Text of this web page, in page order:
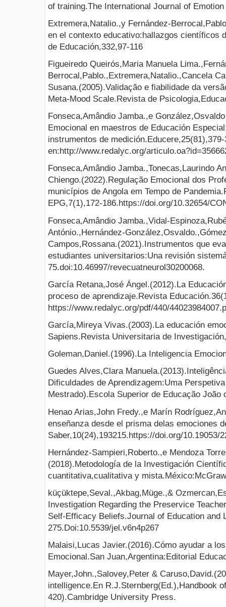
of training.The International Journal of
Extremera,Natalio.,y Fernández-
en el contexto educativo:hallazgos científicos
de Educación,332,97-116
Figueiredo Queirós,Maria Manuela
Berrocal,Pablo.,Extremera,Natalio.,Cancela
Susana.(2005).Validação e fiabilidade da
Meta-Mood Scale.Revista de
Fonseca,Amândio Jamba.,e
Emocional en maestros de Educación
instrumentos de
en:http://www.redalyc.org/
Fonseca,Amândio Jamba.,Tonecas,Laurindo
Chiengo.(2022).Regulação Emocional dos
municípios de Angola em Tempo de
EPG,7(1),172-186.https://doi.org/10.32654/
Fonseca,Amândio Jamba.,Vidal-
António.,Hernández-
Campos,Rossana.(2021).Instrumentos que
estudiantes universitarios:Una revisión
75.doi:10.46997/revecuatneurol30200068.
García Retana,José Ángel.(2012).La
proceso de aprendizaje.Revista
https://www.redalyc.org/pdf/440/
García,Mireya Vivas.(2003).La educación
Sapiens.Revista Universitaria de
Goleman,Daniel.(1996).La Inteligencia
Guedes Alves,Clara
Dificuldades de Aprendizagem:Uma
Mestrado).Escola Superior de Educação João
Henao Arias,John Fredy.,e Marín
enseñanza desde el prisma delas emociones
Saber,10(24),193215.https://doi.org/10.19053/
Hernández-Sampieri,Roberto.,e Mendoza
(2018).Metodología de la Investigación
cuantitativa,cualitativa y
küçüktepe,Seval.,Akbag,Müge.,&
Investigation Regarding the Preservice
Self-Efficacy Beliefs.Journal of Education and
275.Doi:10.5539/jel.v6n4p267
Malaisi,Lucas Javier.(2016).Cómo ayudar a
Emocional.San Juan,Argentina:Editorial
Mayer,John.,Salovey,Peter &
intelligence.En R.J.Sternberg(Ed.),Handbook
420).Cambridge University Press.